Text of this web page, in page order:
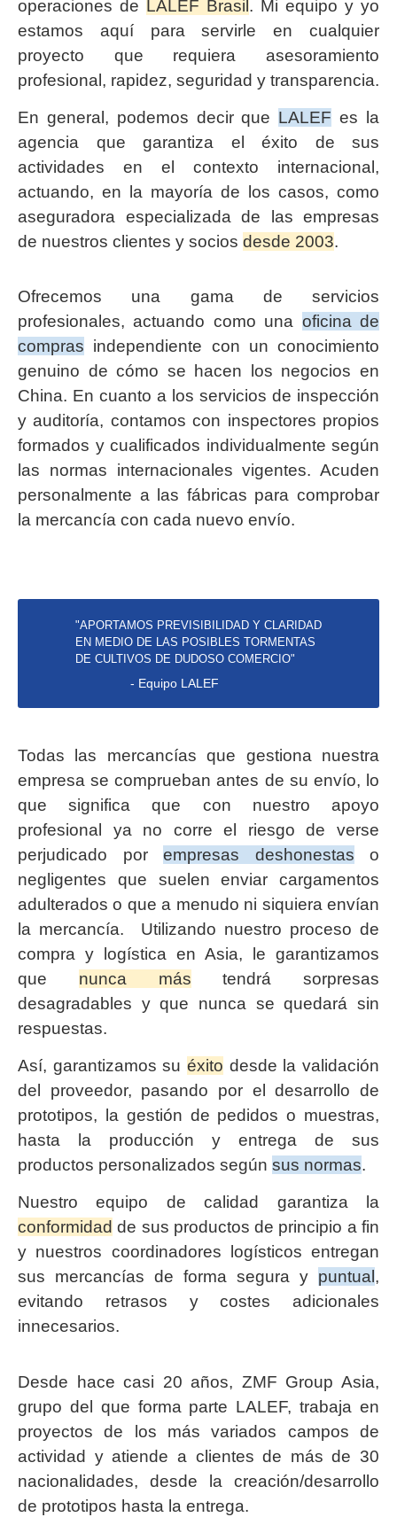
operaciones de LALEF Brasil. Mi equipo y yo
estamos aquí para servirle en cualquier
proyecto que requiera asesoramiento
profesional, rapidez, seguridad y transparencia.
En general, podemos decir que LALEF es la
agencia que garantiza el éxito de sus
actividades en el contexto internacional,
actuando, en la mayoría de los casos, como
aseguradora especializada de las empresas
de nuestros clientes y socios desde 2003.
Ofrecemos una gama de servicios
profesionales, actuando como una oficina de
compras independiente con un conocimiento
genuino de cómo se hacen los negocios en
China. En cuanto a los servicios de inspección
y auditoría, contamos con inspectores propios
formados y cualificados individualmente según
las normas internacionales vigentes. Acuden
personalmente a las fábricas para comprobar
la mercancía con cada nuevo envío.
"APORTAMOS PREVISIBILIDAD Y CLARIDAD
EN MEDIO DE LAS POSIBLES TORMENTAS
DE CULTIVOS DE DUDOSO COMERCIO"
- Equipo LALEF
Todas las mercancías que gestiona nuestra
empresa se comprueban antes de su envío, lo
que significa que con nuestro apoyo
profesional ya no corre el riesgo de verse
perjudicado por empresas deshonestas o
negligentes que suelen enviar cargamentos
adulterados o que a menudo ni siquiera envían
la mercancía. Utilizando nuestro proceso de
compra y logística en Asia, le garantizamos
que nunca más tendrá sorpresas
desagradables y que nunca se quedará sin
respuestas.
Así, garantizamos su éxito desde la validación
del proveedor, pasando por el desarrollo de
prototipos, la gestión de pedidos o muestras,
hasta la producción y entrega de sus
productos personalizados según sus normas.
Nuestro equipo de calidad garantiza la
conformidad de sus productos de principio a fin
y nuestros coordinadores logísticos entregan
sus mercancías de forma segura y puntual ,
evitando retrasos y costes adicionales
innecesarios.
Desde hace casi 20 años, ZMF Group Asia,
grupo del que forma parte LALEF, trabaja en
proyectos de los más variados campos de
actividad y atiende a clientes de más de 30
nacionalidades, desde la creación/desarrollo
de prototipos hasta la entrega.